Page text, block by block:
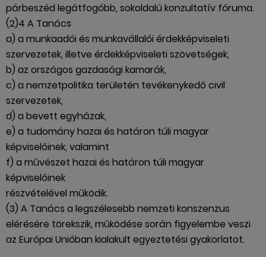
párbeszéd legátfogóbb, sokoldalú konzultatív fóruma.
(2)4 A Tanács
a) a munkaadói és munkavállalói érdekképviseleti
szervezetek, illetve érdekképviseleti szövetségek,
b) az országos gazdasági kamarák,
c) a nemzetpolitika területén tevékenykedő civil
szervezetek,
d) a bevett egyházak,
e) a tudomány hazai és határon túli magyar
képviselőinek, valamint
f) a művészet hazai és határon túli magyar
képviselőinek
részvételével működik.
(3) A Tanács a legszélesebb nemzeti konszenzus
elérésére törekszik, működése során figyelembe veszi
az Európai Unióban kialakult egyeztetési gyakorlatot.